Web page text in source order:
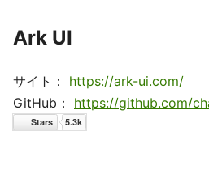
Ark UI
サイト： https://ark-ui.com/
GitHub： https://github.com/